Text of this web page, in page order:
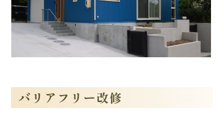
バリアフリー改修